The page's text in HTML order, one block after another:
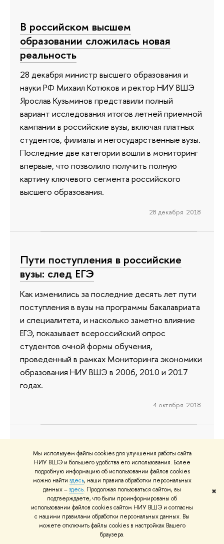
Мы используем файлы cookies для улучшения работы сайта
НИУ ВШЭ и большего удобства его использования. Более
подробную информацию об использовании файлов cookies
можно найти здесь, наши правила обработки персональных
данных –здесь. Продолжая пользоваться сайтом, вы
подтверждаете, что были проинформированы об
использовании файлов cookies сайтом НИУ ВШЭ и согласны
с нашими правилами обработки персональных данных. Вы
можете отключить файлы cookies в настройках Вашего
браузера.
✖
В российском высшем
образовании сложилась новая
реальность
28 декабря министр высшего образования и
науки РФ Михаил Котюков и ректор НИУ ВШЭ
Ярослав Кузьминов представили полный
вариант исследования итогов летней приемной
кампании в российские вузы, включая платных
студентов, филиалы и негосударственные вузы.
Последние две категории вошли в мониторинг
впервые, что позволило получить полную
картину ключевого сегмента российского
высшего образования.
28 декабря 2018
Пути поступления в российские
вузы: след ЕГЭ
Как изменились за последние десять лет пути
поступления в вузы на программы бакалавриата
и специалитета, и насколько заметно влияние
ЕГЭ, показывает всероссийский опрос
студентов очной формы обучения,
проведенный в рамках Мониторинга экономики
образования НИУ ВШЭ в 2006, 2010 и 2017
годах.
4 октября 2018
В 2018 году вузы набрали более
сильных абитуриентов
Высокое качество приема демонстрируют все
больше вузов, отличники предпочитают
оставаться в регионах, практически все
направления подготовки стали
привлекательнее для абитуриентов — таковы